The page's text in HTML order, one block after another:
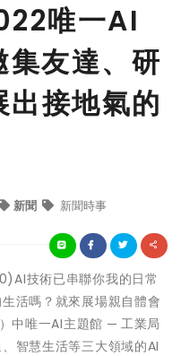
唯一AI
友達、研
出接地氣的
新聞 新聞時事
技術已串聯你我的日常
活嗎？就來展場親自體會
中唯一AI主題館 ─ 工業局
智慧生活等三大領域的AI